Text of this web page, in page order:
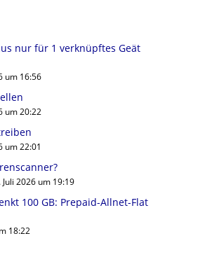
nur für 1 verknüpftes Geät
um 16:56
um 20:22
um 22:01
Juli 2026 um 19:19
100 GB: Prepaid-Allnet-Flat
18:22